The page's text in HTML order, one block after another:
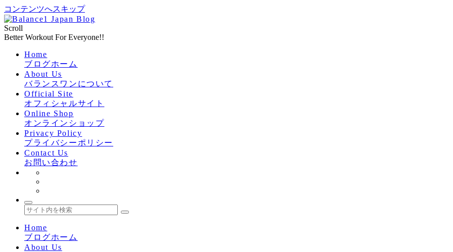
コンテンツへスキップ
Scroll
Better Workout For Everyone!!
Home
ブログホーム
About Us
バランスワンについて
Official Site
オフィシャルサイト
Online Shop
オンラインショップ
Privacy Policy
プライバシーポリシー
Contact Us
お問い合わせ
Home
ブログホーム
About Us